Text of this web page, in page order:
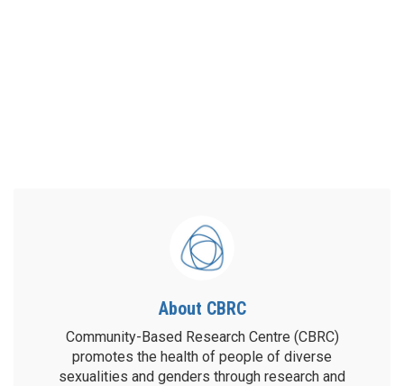
About CBRC
Community-Based Research Centre (CBRC)
promotes the health of people of diverse
sexualities and genders through research and